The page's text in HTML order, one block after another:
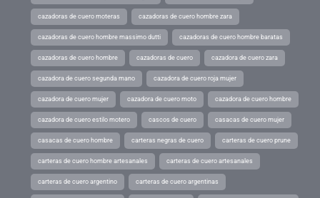
cazadoras de cuero moteras cazadoras de cuero hombre zara
cazadoras de cuero hombre massimo dutti cazadoras de cuero hombre baratas
cazadoras de cuero hombre cazadoras de cuero cazadora de cuero zara
cazadora de cuero segunda mano cazadora de cuero roja mujer
cazadora de cuero mujer cazadora de cuero moto cazadora de cuero hombre
cazadora de cuero estilo motero cascos de cuero casacas de cuero mujer
casacas de cuero hombre carteras negras de cuero carteras de cuero prune
carteras de cuero hombre artesanales carteras de cuero artesanales
carteras de cuero argentino carteras de cuero argentinas